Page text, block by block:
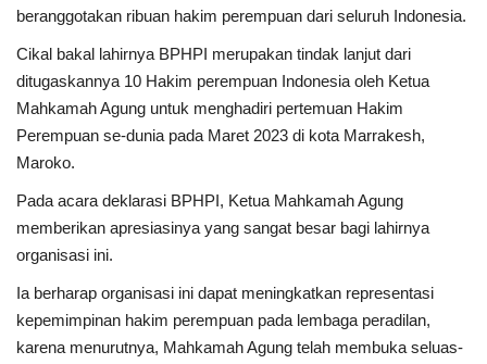
Kesehatan
Layanan Publik
Perempuan/Anak
beranggotakan ribuan hakim perempuan dari seluruh Indonesia.
Cikal bakal lahirnya BPHPI merupakan tindak lanjut dari
ditugaskannya 10 Hakim perempuan Indonesia oleh Ketua
Mahkamah Agung untuk menghadiri pertemuan Hakim
Perempuan se-dunia pada Maret 2023 di kota Marrakesh,
Maroko.
Pada acara deklarasi BPHPI, Ketua Mahkamah Agung
memberikan apresiasinya yang sangat besar bagi lahirnya
organisasi ini.
Ia berharap organisasi ini dapat meningkatkan representasi
kepemimpinan hakim perempuan pada lembaga peradilan,
karena menurutnya, Mahkamah Agung telah membuka seluas-